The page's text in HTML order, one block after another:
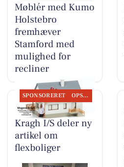
Møblér med Kumo
Holstebro
fremhæver
Stamford med
mulighed for
recliner
SPONSORERET OPSLAGSTAVLEN
BoligOne Mogens
Kragh I/S deler ny
artikel om
flexboliger